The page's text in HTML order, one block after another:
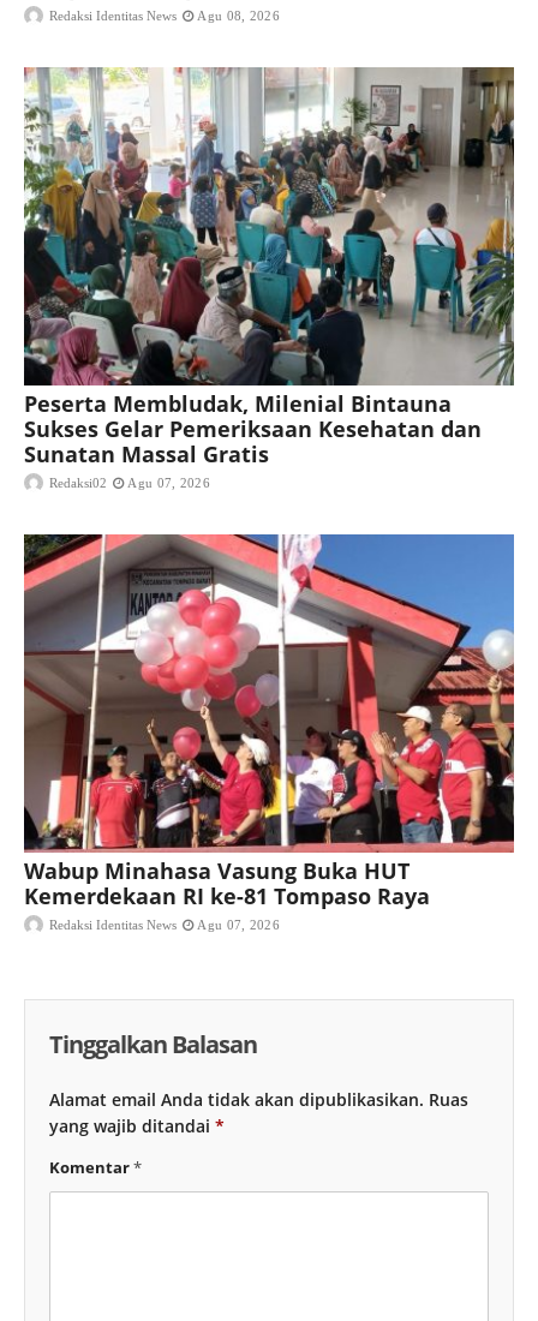
Redaksi Identitas News Agu 08, 2026
Peserta Membludak, Milenial Bintauna
Sukses Gelar Pemeriksaan Kesehatan dan
Sunatan Massal Gratis
Redaksi02 Agu 07, 2026
Wabup Minahasa Vasung Buka HUT
Kemerdekaan RI ke-81 Tompaso Raya
Redaksi Identitas News Agu 07, 2026
Tinggalkan Balasan
Alamat email Anda tidak akan dipublikasikan. Ruas
yang wajib ditandai *
Komentar*